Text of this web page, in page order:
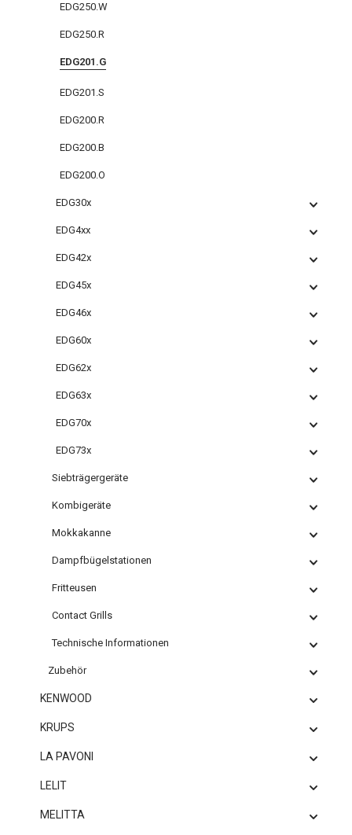
EDG250.W
EDG250.R
EDG201.G
EDG201.S
EDG200.R
EDG200.B
EDG200.O
EDG30x
EDG4xx
EDG42x
EDG45x
EDG46x
EDG60x
EDG62x
EDG63x
EDG70x
EDG73x
Siebträgergeräte
Kombigeräte
Mokkakanne
Dampfbügelstationen
Fritteusen
Contact Grills
Technische Informationen
Zubehör
KENWOOD
KRUPS
LA PAVONI
LELIT
MELITTA